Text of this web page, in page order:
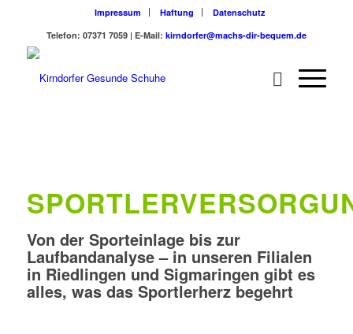
Impressum Haftung
Datenschutz
Telefon: 07371 7059 | E-Mail: kirndorfer@machs-dir-bequem.de
Von der Sporteinlage bis zur
Laufbandanalyse – in unseren Filialen
in Riedlingen und Sigmaringen gibt es
alles, was das Sportlerherz begehrt